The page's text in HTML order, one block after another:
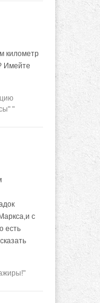
километр
Имейте
"
с
есть